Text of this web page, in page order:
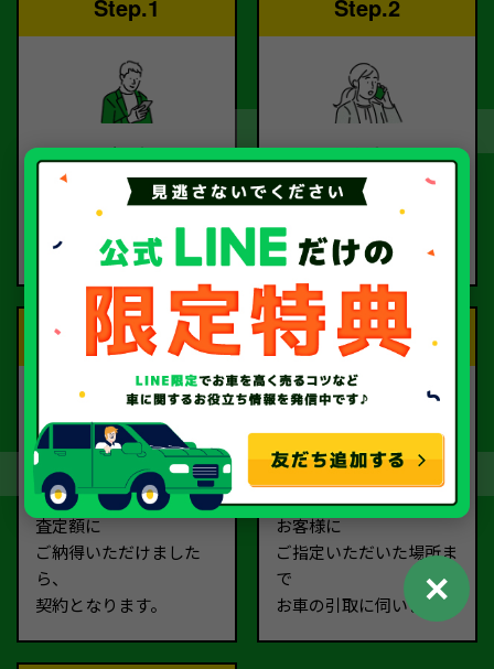
Step.1
ご依頼
お電話または査定フォー
ご依頼ください。
Step.2
査定
査定のプロが
お電話で回答いたしま
す。
Step.3
契約
査定額に
ご納得いただけました
ら、
契約となります。
Step.4
お引取り
お客様に
ご指定いただいた場所ま
で
お車の引取に伺います。
✕